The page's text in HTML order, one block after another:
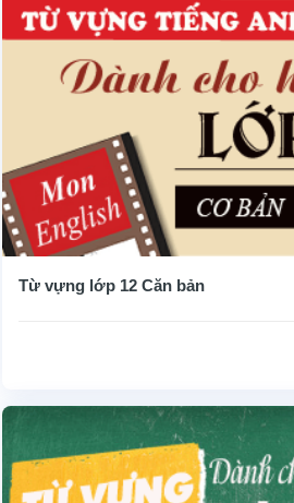
Từ vựng lớp 12 Căn bản